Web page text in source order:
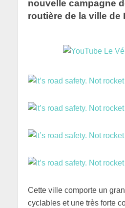
nouvelle campagne
routière de la ville de
Cette ville comporte un
cyclables et une très forte